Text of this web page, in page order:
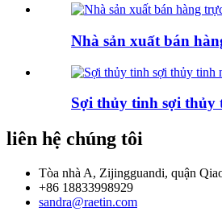
Nhà sản xuất bán
Sợi thủy tinh sợi
liên hệ chúng tôi
Tòa nhà A, Zijingguandi, quận
+86 18833998929
sandra@raetin.com